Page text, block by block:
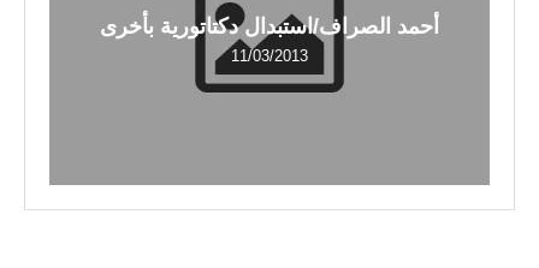
أحمد الصراف/استبدال دكتاتورية بأخرى
11/03/2013